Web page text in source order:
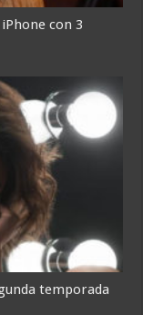
con 3
temporada